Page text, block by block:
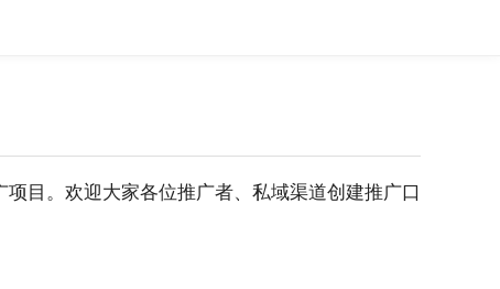
目。欢迎大家各位推广者、私域渠道创建推广口